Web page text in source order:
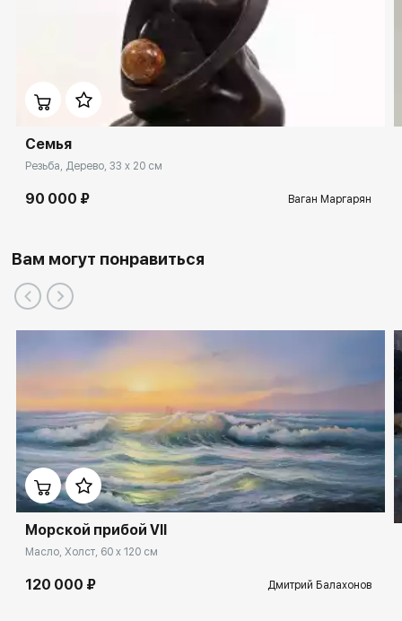
Семья
Резьба, Дерево, 33 x 20 см
90 000 ₽ Ваган Маргарян
Вам могут понравиться
Морской прибой VII
Масло, Холст, 60 x 120 см
120 000 ₽ Дмитрий Балахонов